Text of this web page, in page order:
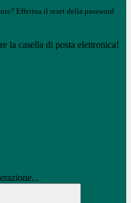
Effettua il reset della password
la casella di posta elettronica!